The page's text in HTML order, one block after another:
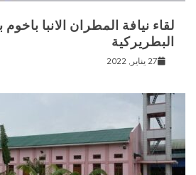
لقاء نيافة المطران الانبا
البطريركية
27 يناير, 2022